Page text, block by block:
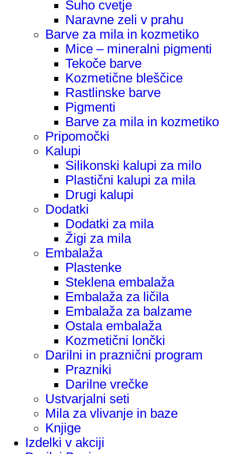
Suho cvetje
Naravne zeli v prahu
Barve za mila in kozmetiko
Mice – mineralni pigmenti
Tekoče barve
Kozmetične bleščice
Rastlinske barve
Pigmenti
Barve za mila in kozmetiko
Pripomočki
Kalupi
Silikonski kalupi za milo
Plastični kalupi za mila
Drugi kalupi
Dodatki
Dodatki za mila
Žigi za mila
Embalaža
Plastenke
Steklena embalaža
Embalaža za ličila
Embalaža za balzame
Ostala embalaža
Kozmetični lončki
Darilni in praznični program
Prazniki
Darilne vrečke
Ustvarjalni seti
Mila za vlivanje in baze
Knjige
Izdelki v akciji